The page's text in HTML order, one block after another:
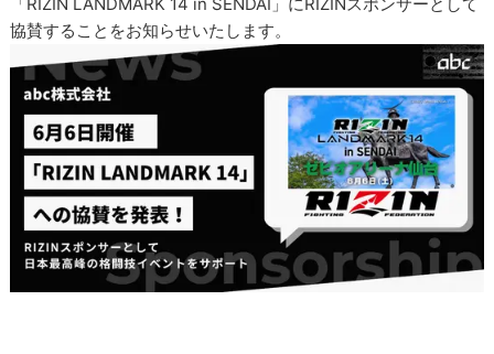
協賛することをお知らせいたします。